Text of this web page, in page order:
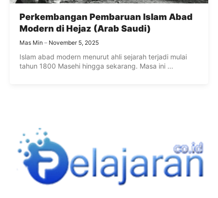
Perkembangan Pembaruan Islam Abad
Modern di Hejaz (Arab Saudi)
Mas Min November 5, 2025
Islam abad modern menurut ahli sejarah terjadi mulai
tahun 1800 Masehi hingga sekarang. Masa ini ...